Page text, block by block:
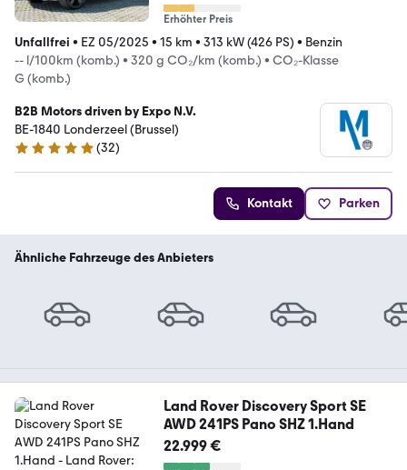
Erhöhter Preis
Unfallfrei • EZ 05/2025 • 15 km • 313 kW (426 PS) • Benzin
-- l/100km (komb.) • 320 g CO₂/km (komb.) • CO₂-Klasse
G (komb.)
B2B Motors driven by Expo N.V.
BE-1840 Londerzeel (Brussel)
5 Sterne
(32)
Kontakt Parken
Ähnliche Fahrzeuge des Anbieters
Land Rover Discovery Sport SE
AWD 241PS Pano SHZ 1.Hand
22.999 €